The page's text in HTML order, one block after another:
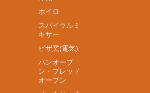
ホイロ
スパイラルミ
キサー
ピザ窯(電気)
パンオーブ
ン・ブレッド
オーブン